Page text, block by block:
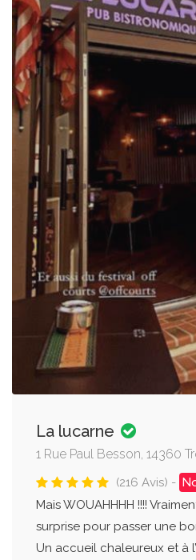
La lucarne
1 Rue Paul Besson, 14360
(216 Avis) -
Mais WOUAHHHH !!!!
surprise pour passer une
Un accueil chaleureux et à